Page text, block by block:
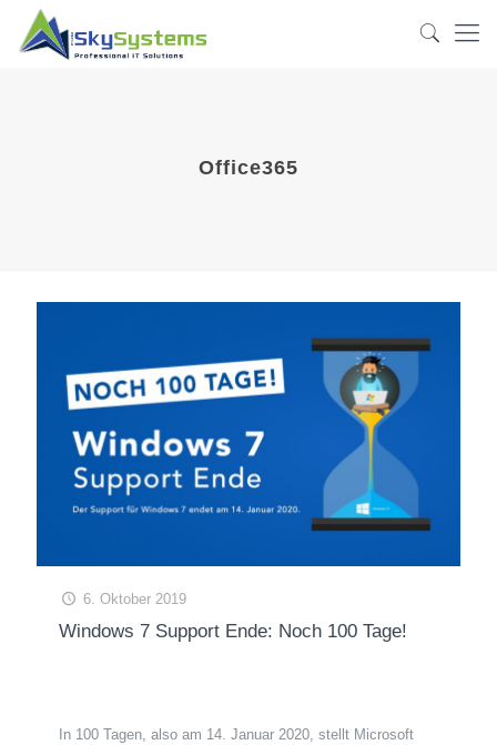
Office365
6. Oktober 2019
Windows 7 Support Ende: Noch 100 Tage!
In 100 Tagen, also am 14. Januar 2020, stellt Microsoft